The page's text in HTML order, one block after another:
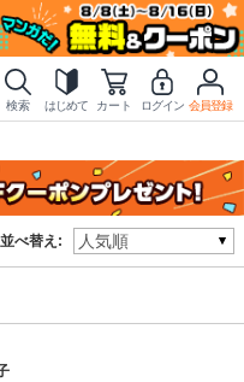
検索 はじめて カート ログイン 会員登録
並べ替え: